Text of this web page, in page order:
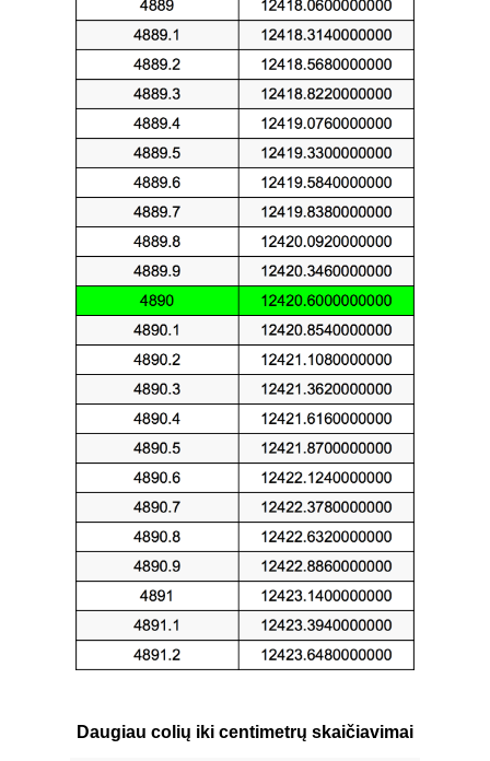
Daugiau colių iki centimetrų skaičiavimai